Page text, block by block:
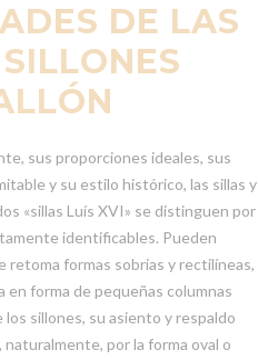
DE LAS
sus proporciones ideales, sus
y su estilo histórico, las sillas y
«sillas Luís XVI» se distinguen por
identificables. Pueden
formas sobrias y rectilíneas,
en forma de pequeñas columnas
los sillones, su asiento y respaldo
por la forma oval o